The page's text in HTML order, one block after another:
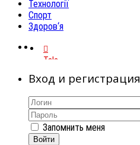
Технології
Спорт
Здоров‘я
Telegram
Вход и регистрация
Запомнить меня
Войти